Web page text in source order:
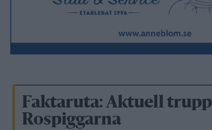
Faktaruta: Aktuell
Rospiggarna